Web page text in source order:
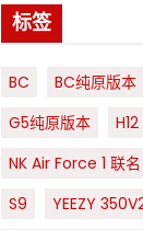
标签
BC BC纯原版本
G5纯原版本
H12
NK Air Force 1 联
S9
YEEZY